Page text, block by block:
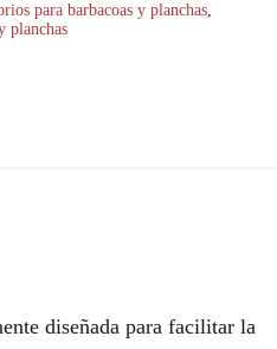
para barbacoas y planchas,
planchas
diseñada para facilitar la